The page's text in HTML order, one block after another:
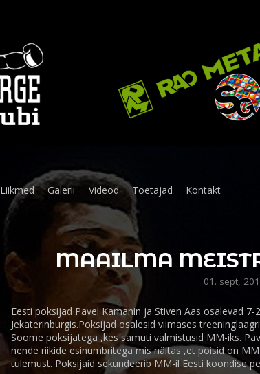
Liikmed Galerii Videod Toetajad Kontakt
MAAILMA
01. sept,
Eesti poksijad Pavel Kamanin ja Stiven Aas osalevad 7-
Jekaterinburgis.Poksijad osalesid viimases
Soome poksijatega ,kes samuti valmistusid MM-iks.
nende riikide esinumbritega mis näitas ,et poisid on
tulemust. Poksijaid sekundeerib MM-il Eesti koondise